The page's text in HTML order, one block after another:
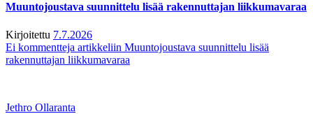
Muuntojoustava suunnittelu lisää rakennuttajan liikkumavaraa
Kirjoitettu 7.7.2026
Ei kommentteja artikkeliin Muuntojoustava suunnittelu lisää
rakennuttajan liikkumavaraa
Jethro Ollaranta